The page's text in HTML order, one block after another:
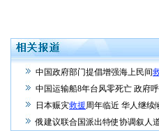
中国政府部门提倡增强海上民间
中国运输船8年台风零死亡 政府
日本赈灾救援周年临近 华人继续
俄建议联合国派出特使协调叙人